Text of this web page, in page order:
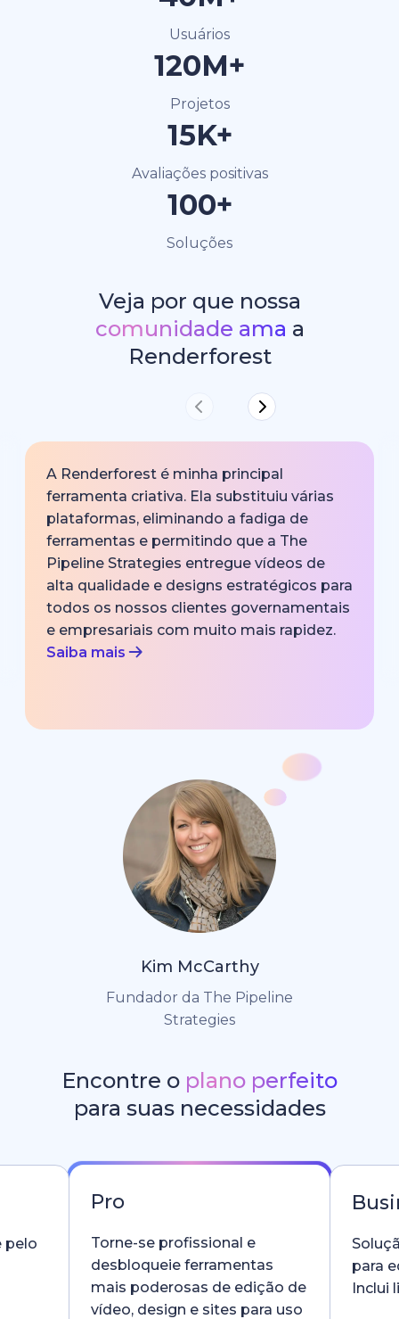
Usuários
120M+
Projetos
15K+
Avaliações positivas
100+
Soluções
Veja por que nossa
comunidade ama a
Renderforest
A Renderforest é minha principal
ferramenta criativa. Ela substituiu várias
plataformas, eliminando a fadiga de
ferramentas e permitindo que a The
Pipeline Strategies entregue vídeos de
alta qualidade e designs estratégicos para
todos os nossos clientes governamentais
e empresariais com muito mais rapidez.
Saiba mais
Kim McCarthy
Fundador da The Pipeline
Strategies
Encontre o plano perfeito
para suas necessidades
pelo
Pro
Torne-se profissional e
desbloqueie ferramentas
mais poderosas de edição de
vídeo, design e sites para uso
para
Inclui